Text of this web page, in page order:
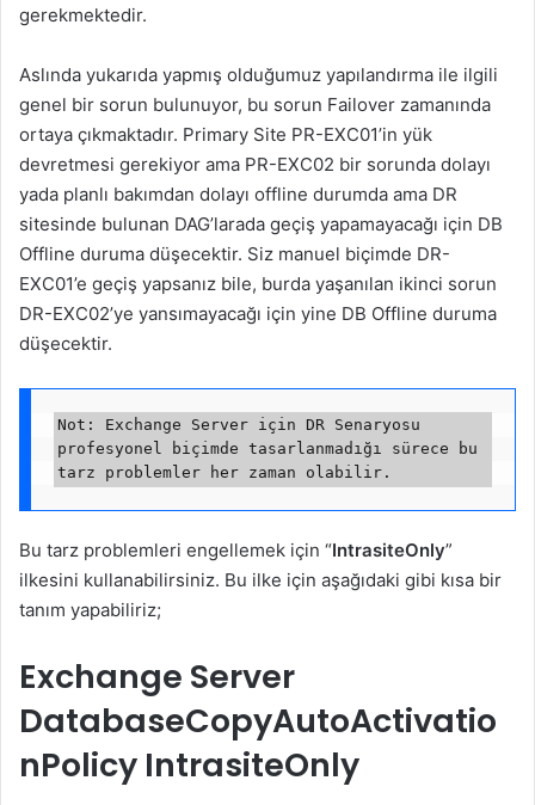
gerekmektedir.
Aslında yukarıda yapmış olduğumuz yapılandırma ile ilgili
genel bir sorun bulunuyor, bu sorun Failover zamanında
ortaya çıkmaktadır. Primary Site PR-EXC01’in yük
devretmesi gerekiyor ama PR-EXC02 bir sorunda dolayı
yada planlı bakımdan dolayı offline durumda ama DR
sitesinde bulunan DAG’larada geçiş yapamayacağı için DB
Offline duruma düşecektir. Siz manuel biçimde DR-
EXC01’e geçiş yapsanız bile, burda yaşanılan ikinci sorun
DR-EXC02’ye yansımayacağı için yine DB Offline duruma
düşecektir.
Not: Exchange Server için DR Senaryosu
profesyonel biçimde tasarlanmadığı sürece bu
Bu tarz problemleri engellemek için “IntrasiteOnly”
ilkesini kullanabilirsiniz. Bu ilke için aşağıdaki gibi kısa bir
tanım yapabiliriz;
Exchange Server
DatabaseCopyAutoActivatio
nPolicy IntrasiteOnly